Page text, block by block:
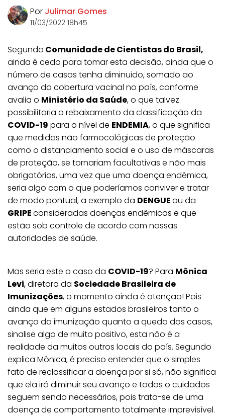
Por Julimar Gomes
11/03/2022 18h45
Segundo Comunidade de Cientistas do Brasil,
ainda é cedo para tomar esta decisão, ainda que o
número de casos tenha diminuido, somado ao
avanço da cobertura vacinal no país, conforme
avalia o Ministério da Saúde, o que talvez
possibilitaria o rebaixamento da classificação da
COVID-19 para o nível de ENDEMIA, o que significa
que medidas não farmocológicas de proteção
como o distanciamento social e o uso de máscaras
de proteção, se tornariam facultativas e não mais
obrigatórias, uma vez que uma doença endêmica,
seria algo com o que poderíamos conviver e tratar
de modo pontual, a exemplo da DENGUEou da
GRIPEconsideradas doenças endêmicas e que
estão sob controle de acordo com nossas
autoridades de saúde.
Mas seria este o caso da COVID-19? Para Mônica
Levi, diretora da Sociedade Brasileira de
Imunizações, o momento ainda é atenção! Pois
ainda que em alguns estados brasileiros tanto o
avanço da imunização quanto a queda dos casos,
sinalise algo de muito positivo, esta não é a
realidade da muitos outros locais do país. Segundo
explica Mônica, é preciso entender que o simples
fato de reclassificar a doença por si só, não significa
que ela irá diminuir seu avanço e todos o cuidados
seguem sendo necessários, pois trata-se de uma
doença de comportamento totalmente imprevisível.